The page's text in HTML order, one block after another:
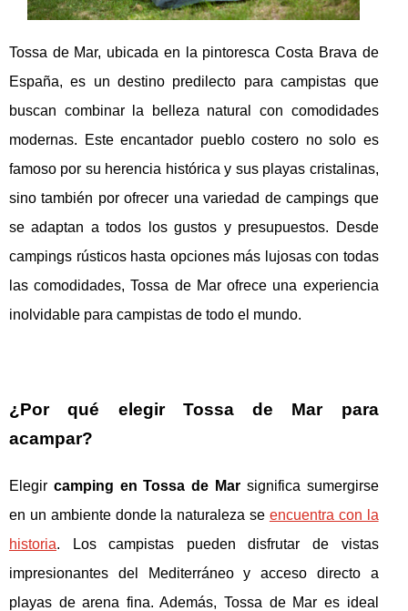
Tossa de Mar, ubicada en la pintoresca Costa Brava de
España, es un destino predilecto para campistas que
buscan combinar la belleza natural con comodidades
modernas. Este encantador pueblo costero no solo es
famoso por su herencia histórica y sus playas cristalinas,
sino también por ofrecer una variedad de campings que
se adaptan a todos los gustos y presupuestos. Desde
campings rústicos hasta opciones más lujosas con todas
las comodidades, Tossa de Mar ofrece una experiencia
inolvidable para campistas de todo el mundo.
¿Por qué elegir Tossa de Mar para
acampar?
Elegir camping en Tossa de Mar significa sumergirse
en un ambiente donde la naturaleza se encuentra con la
historia. Los campistas pueden disfrutar de vistas
impresionantes del Mediterráneo y acceso directo a
playas de arena fina. Además, Tossa de Mar es ideal